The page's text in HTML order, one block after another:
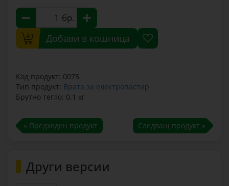
бр.
Добави в кошница
Код продукт: 0075
Тип продукт: Врата за електропастир
Брутно тегло: 0.1 кг
« Предходен продукт Следващ продукт »
Други версии